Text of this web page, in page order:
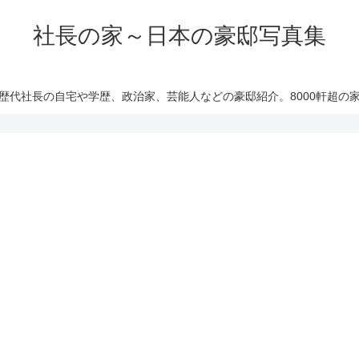
社長の家～日本の豪邸写真集
代社長の自宅や学歴、政治家、芸能人などの豪邸紹介。8000軒超の家